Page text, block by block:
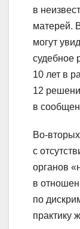
в
матерей.
могут
судебное
10 лет в
12
в
Во-
с
органов
в
по
практику